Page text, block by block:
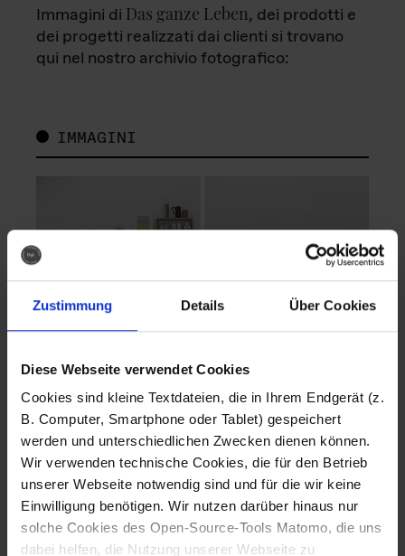
Zustimmung Details Über Cookies
Diese Webseite verwendet Cookies
Cookies sind kleine Textdateien, die in Ihrem Endgerät (z.
B. Computer, Smartphone oder Tablet) gespeichert
werden und unterschiedlichen Zwecken dienen können.
Wir verwenden technische Cookies, die für den Betrieb
unserer Webseite notwendig sind und für die wir keine
Einwilligung benötigen. Wir nutzen darüber hinaus nur
solche Cookies des Open-Source-Tools Matomo, die uns
dabei helfen, die Nutzung unserer Webseite zu
Immagini di Das ganze Leben, dei prodotti e
dei progetti realizzati dai clienti si trovano
qui nel nostro archivio fotografico:
IMMAGINI
Fotografo: Lorenz
Sternbach
Download
Fotografo: Lorenz
Sternbach
Download